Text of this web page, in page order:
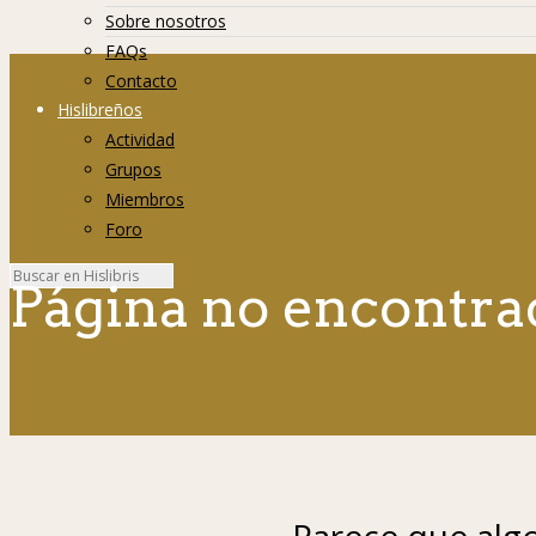
Sobre nosotros
FAQs
Contacto
Hislibreños
Actividad
Grupos
Miembros
Foro
Página no